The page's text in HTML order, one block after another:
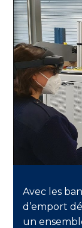
Avec les
d’emport
un